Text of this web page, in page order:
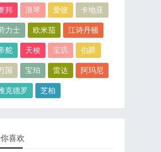
邦 浪琴 爱彼 卡地亚
力士 欧米茄 江诗丹顿
舵 天梭 宝玑 伯爵
国 宝珀 雷达 阿玛尼
克德罗 芝柏
喜欢